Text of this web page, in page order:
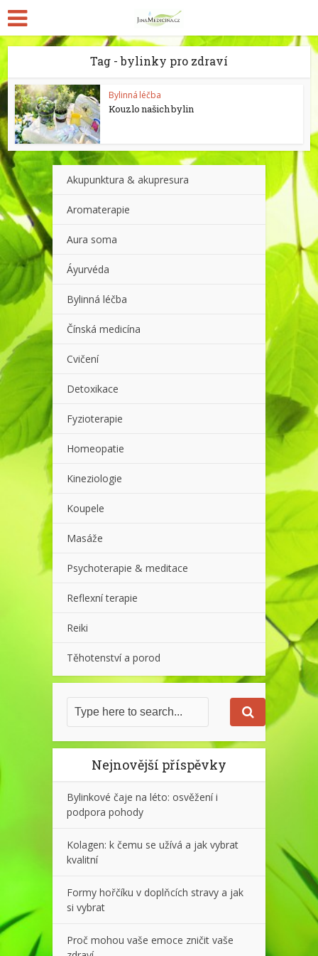
Tag - bylinky pro zdraví
Bylinná léčba
Kouzlo našich bylin
Akupunktura & akupresura
Aromaterapie
Aura soma
Áyurvéda
Bylinná léčba
Čínská medicína
Cvičení
Detoxikace
Fyzioterapie
Homeopatie
Kineziologie
Koupele
Masáže
Psychoterapie & meditace
Reflexní terapie
Reiki
Těhotenství a porod
Nejnovější příspěvky
Bylinkové čaje na léto: osvěžení i
podpora pohody
Kolagen: k čemu se užívá a jak vybrat
kvalitní
Formy hořčíku v doplňcích stravy a jak
si vybrat
Proč mohou vaše emoce zničit vaše